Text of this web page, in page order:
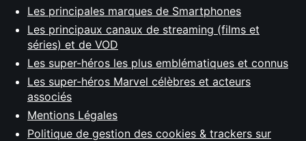
Les principales marques de Smartphones
Les principaux canaux de streaming (films et
séries) et de VOD
Les super-héros les plus emblématiques et connus
Les super-héros Marvel célèbres et acteurs
associés
Mentions Légales
Politique de gestion des cookies & trackers sur